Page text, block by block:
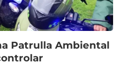
Patrulla Ambiental